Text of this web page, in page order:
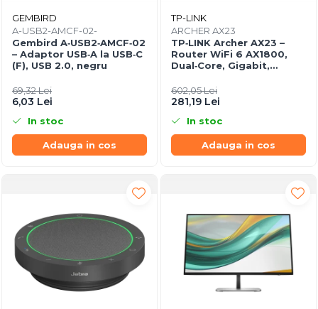
GEMBIRD
A-USB2-AMCF-02-
Gembird A‑USB2‑AMCF‑02
– Adaptor USB‑A la USB‑C
(F), USB 2.0, negru
69,32 Lei
6,03 Lei
In stoc
Adauga in cos
TP-LINK
ARCHER AX23
TP‑LINK Archer AX23 –
Router WiFi 6 AX1800,
Dual‑Core, Gigabit,
602,05 Lei
281,19 Lei
In stoc
Adauga in cos